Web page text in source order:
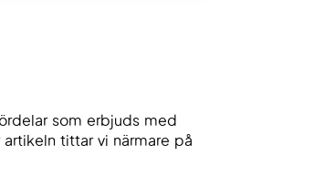
som erbjuds med
tittar vi närmare på